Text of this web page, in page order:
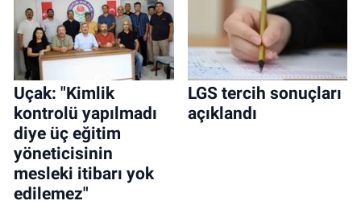
Uçak: "Kimlik
kontrolü yapılmadı
diye üç eğitim
yöneticisinin
mesleki itibarı yok
edilemez"
LGS tercih sonuçları
açıklandı